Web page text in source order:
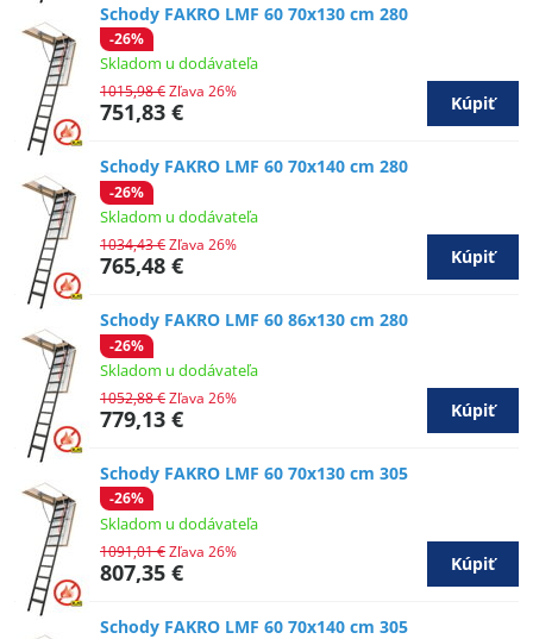
Schody FAKRO LMF 60 70x130 cm 280
-26%
Skladom u dodávateľa
751,83 €
1015,98 €Zľava 26%
Kúpiť
Schody FAKRO LMF 60 70x140 cm 280
-26%
Skladom u dodávateľa
765,48 €
1034,43 €Zľava 26%
Kúpiť
Schody FAKRO LMF 60 86x130 cm 280
-26%
Skladom u dodávateľa
779,13 €
1052,88 €Zľava 26%
Kúpiť
Schody FAKRO LMF 60 70x130 cm 305
-26%
Skladom u dodávateľa
807,35 €
1091,01 €Zľava 26%
Kúpiť
Schody FAKRO LMF 60 70x140 cm 305